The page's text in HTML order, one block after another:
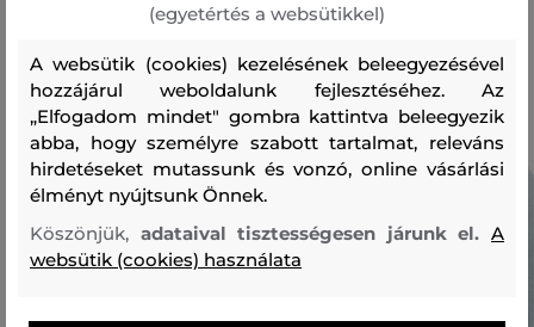
Ajánlott termékek
(egyetértés a websütikkel)
A websütik (cookies) kezelésének beleegyezésével
hozzájárul weboldalunk fejlesztéséhez. Az
„Elfogadom mindet" gombra kattintva beleegyezik
abba, hogy személyre szabott tartalmat, releváns
hirdetéseket mutassunk és vonzó, online vásárlási
élményt nyújtsunk Önnek.
Köszönjük, adataival tisztességesen járunk el.A
websütik (cookies) használata